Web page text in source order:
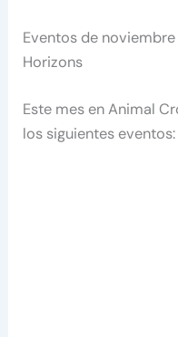
Eventos de
Horizons
Este mes en Animal
los siguientes eventos: